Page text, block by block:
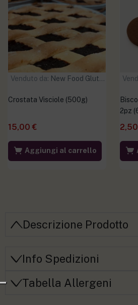
Venduto da: New Food Gluten Free
Crostata Visciole (500g)
15,00 €
Aggiungi al carrello
2pz
2,50
Descrizione Prodotto
Info Spedizioni
Tabella Allergeni